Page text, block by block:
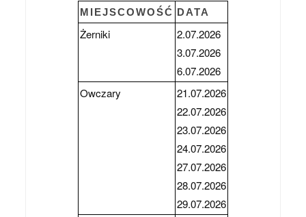
MIEJSCOWOŚĆ DATA
Żerniki
2.07.2026
3.07.2026
6.07.2026
Owczary
21.07.2026
22.07.2026
23.07.2026
24.07.2026
27.07.2026
28.07.2026
29.07.2026